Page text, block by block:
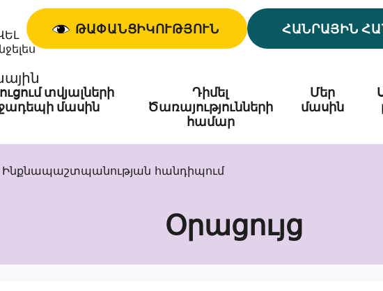
ԹԱՓԱՆՑԻԿՈՒԹՅՈՒՆ ՀԱՆՐԱՅԻՆ
տվյալների
մասին
Դիմել
Ծառայությունների
համար
Մեր
մասին
Ինքնապաշտպանության հանդիպում
Օրացույց